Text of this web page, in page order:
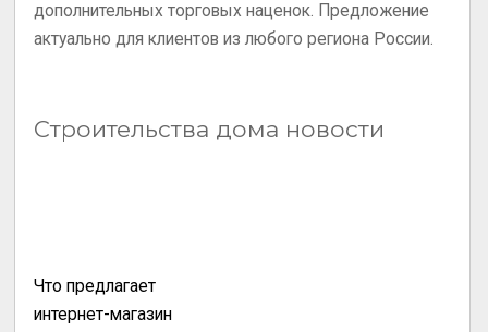
дополнительных торговых наценок. Предложение
актуально для клиентов из любого региона России.
Строительства дома новости
Что предлагает
интернет-магазин